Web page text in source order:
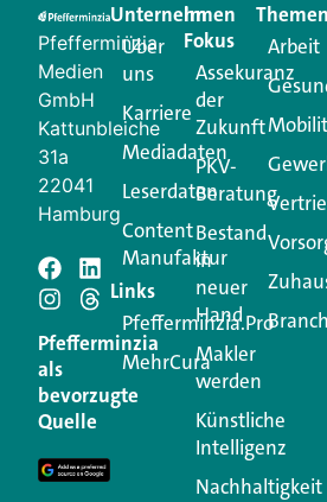
Creator für Ihre
Ihren Vertriebsalltag leichter
Login.
Jetzt anmelden
Schreiben Sie
Kommentar
Ihre E-Mail-Adresse wird nicht
Erforderliche Felder sind mit
Kommentar
Pfefferminzia
Medien
GmbH
Kattunbleiche
31a
22041
Hamburg
Pfefferminzia
als
bevorzugte
Quelle
Unternehmen
Über
uns
Karriere
Mediadaten
Leserdaten
Content
Manufaktur
Links
Pfefferminzia.Pro
MehrCura
Im
Fokus
Assekuranz
der
Zukunft
PKV-
Beratung
Bestand
in
neuer
Hand
Makler
werden
Künstliche
Intelligenz
Nachhaltigkeit
Arbeit